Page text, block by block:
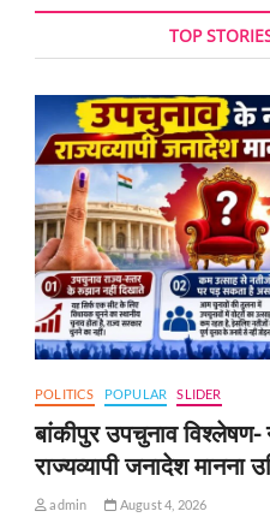
TOP
POLITICS POPULAR SLIDER
बांकीपुर उपचुनाव विश्लेषण-
राज्यव्यापी जनादेश मानना
admin August 4, 2026